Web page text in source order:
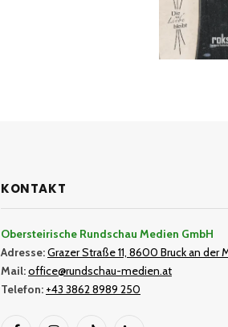
KONTAKT
Obersteirische Rundschau Medien GmbH
Adresse:Grazer Straße 11, 8600 Bruck an der
Mail:office@rundschau-medien.at
Telefon: +43 3862 8989 250